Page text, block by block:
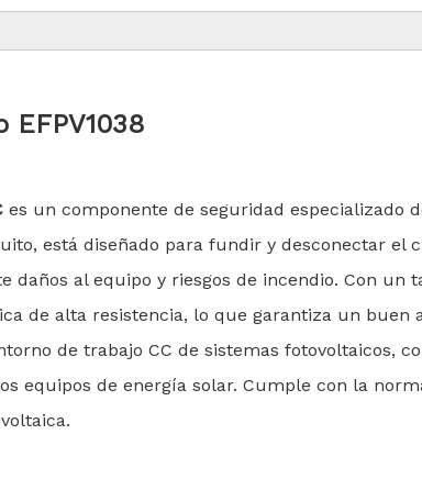
es un componente de seguridad especializado
está diseñado para fundir y desconectar
al equipo y riesgos de incendio. Con un
de alta resistencia, lo que garantiza un buen
de trabajo CC de sistemas fotovoltaicos,
equipos de energía solar. Cumple con la